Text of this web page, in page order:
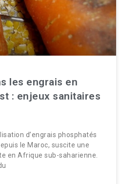
les engrais en
: enjeux sanitaires
d’engrais phosphatés
le Maroc, suscite une
en Afrique sub-saharienne.